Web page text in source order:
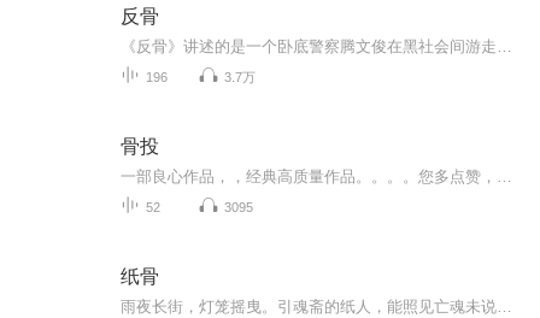
反骨
196 3.7万
骨投
52 3095
纸骨